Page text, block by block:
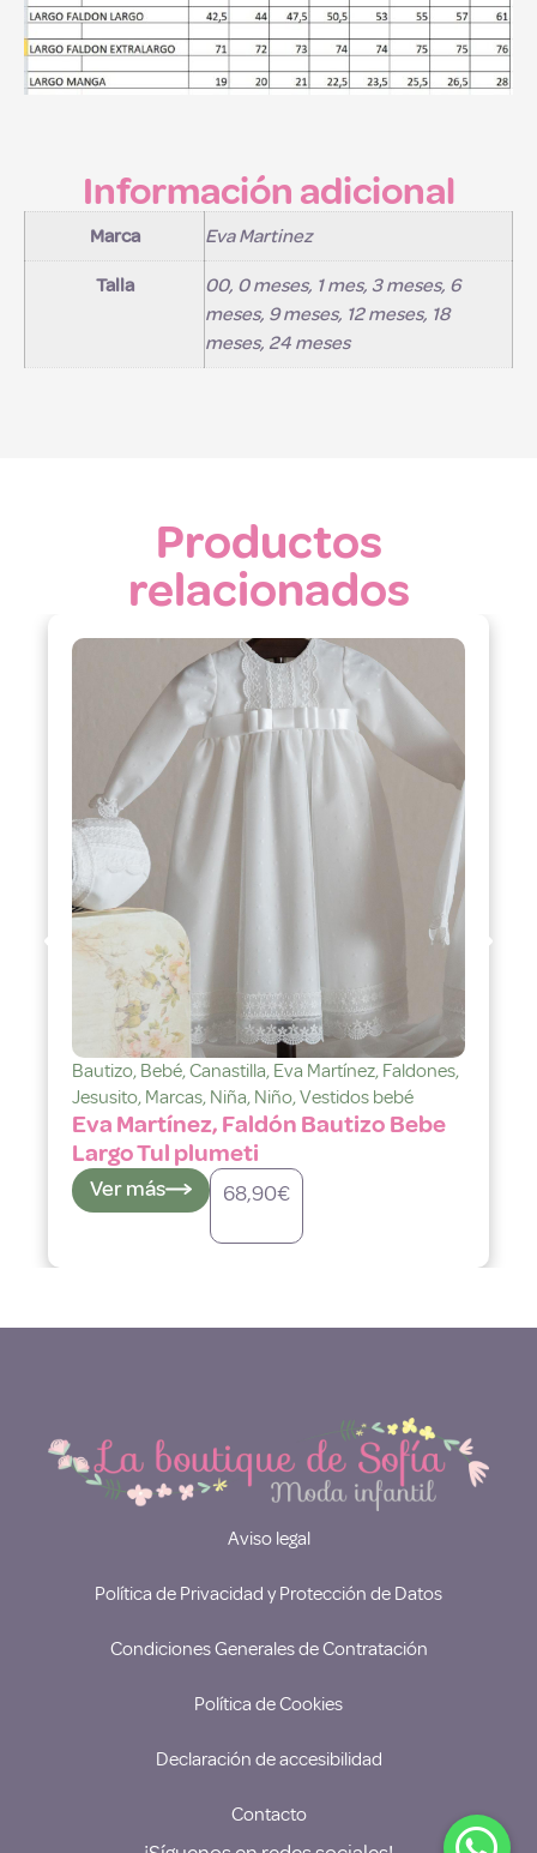
Información adicional
Marca Eva Martinez
Talla
00, 0 meses, 1 mes, 3 meses, 6
meses, 9 meses, 12 meses, 18
meses, 24 meses
Productos
relacionados
Eva Martínez,Faldones,
Niño,Vestidos bebé
Bautizo Bebe
€
Bautizo,Bebé,
Jesusito,
Eva Martínez,
Aviso legal
Política de Privacidad y Protección de Datos
Condiciones Generales de Contratación
Política de Cookies
Declaración de accesibilidad
Contacto